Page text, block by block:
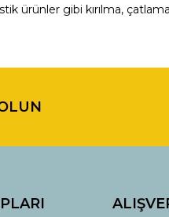
ürünler gibi kırılma,